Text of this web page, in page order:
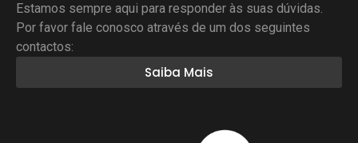
Estamos sempre aqui para responder às suas dúvidas.
Por favor fale conosco através de um dos seguintes
contactos:
Saiba Mais